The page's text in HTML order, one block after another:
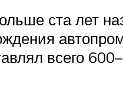
ста лет
всего